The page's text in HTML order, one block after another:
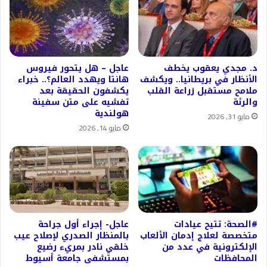
د. مجدي يعقوب يخطف
الأنظار في بريطانيا.. ويكشف
ملامح مستقبل زراعة القلب
والرئة
مايو 31, 2026
عاجل – هل يتحور فيروس
هانتا ويهدد العالم؟.. خبراء
يكشفون الحقيقة بعد
تفشيه على متن سفينة
هولندية
مايو 14, 2026
#الصحة: تتيح عيادات
متخصصة لعلاج إدمان الألعاب
الإلكترونية في عدد من
المحافظات
عاجل- إجراء أول جراحة
بالمنظار الصدري لإصلاح عيب
خلقي نادر بمريء رضيع
بمستشفى جامعة أسيوط